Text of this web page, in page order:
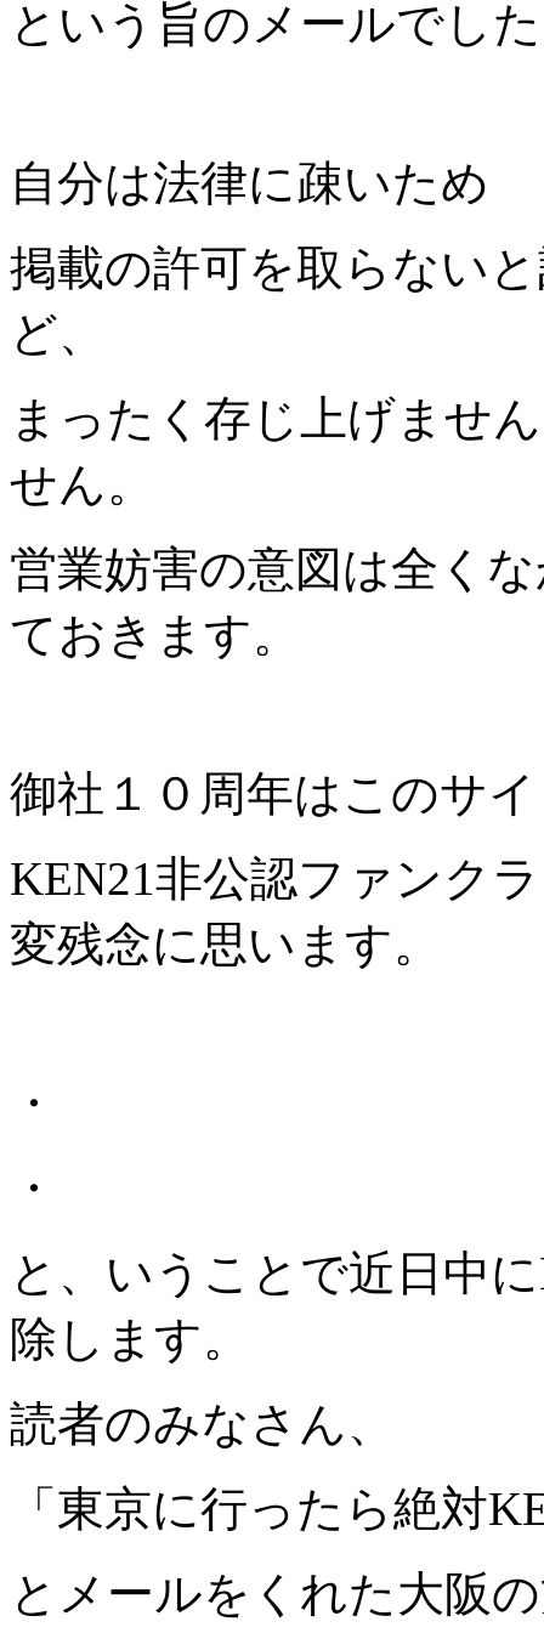
という旨のメールでし
自分は法律に疎いため
掲載の許可を取らない
ど、
まったく存じ上げませ
せん。
営業妨害の意図は全く
ておきます。
御社１０周年はこのサ
KEN21非公認ファンク
変残念に思います。
・
・
と、いうことで近日中
除します。
読者のみなさん、
「東京に行ったら絶対
とメールをくれた大阪